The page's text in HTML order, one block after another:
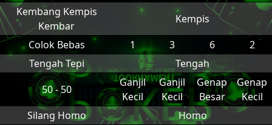
Kembang Kempis
Kembar
Kempis
Colok Bebas
1 3 6
2
Tengah Tepi
Tengah
50 - 50
Ganjil
Kecil
Ganjil
Kecil
Genap
Besar
Genap
Kecil
Silang Homo
Homo